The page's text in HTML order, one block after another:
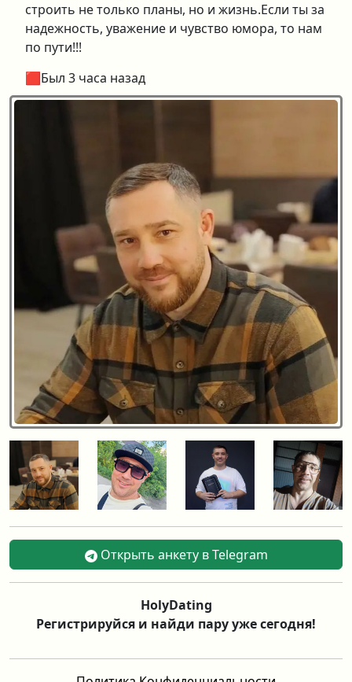
строить не только планы, но и жизнь.Если ты за
надежность, уважение и чувство юмора, то нам
по пути!!!
🟥Был 3 часа назад
Открыть анкету в Telegram
HolyDating
Регистрируйся и найди пару уже сегодня!